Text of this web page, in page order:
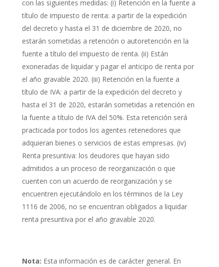
con las siguientes medidas: (i) Retención en la fuente a
título de impuesto de renta: a partir de la expedición
del decreto y hasta el 31 de diciembre de 2020, no
estarán sometidas a retención o autoretención en la
fuente a título del impuesto de renta. (ii) Están
exoneradas de liquidar y pagar el anticipo de renta por
el año gravable 2020. (iii) Retención en la fuente a
título de IVA: a partir de la expedición del decreto y
hasta el 31 de 2020, estarán sometidas a retención en
la fuente a título de IVA del 50%. Esta retención será
practicada por todos los agentes retenedores que
adquieran bienes o servicios de estas empresas. (iv)
Renta presuntiva: los deudores que hayan sido
admitidos a un proceso de reorganización o que
cuenten con un acuerdo de reorganización y se
encuentren ejecutándolo en los términos de la Ley
1116 de 2006, no se encuentran obligados a liquidar
renta presuntiva por el año gravable 2020.
Nota: Esta información es de carácter general. En